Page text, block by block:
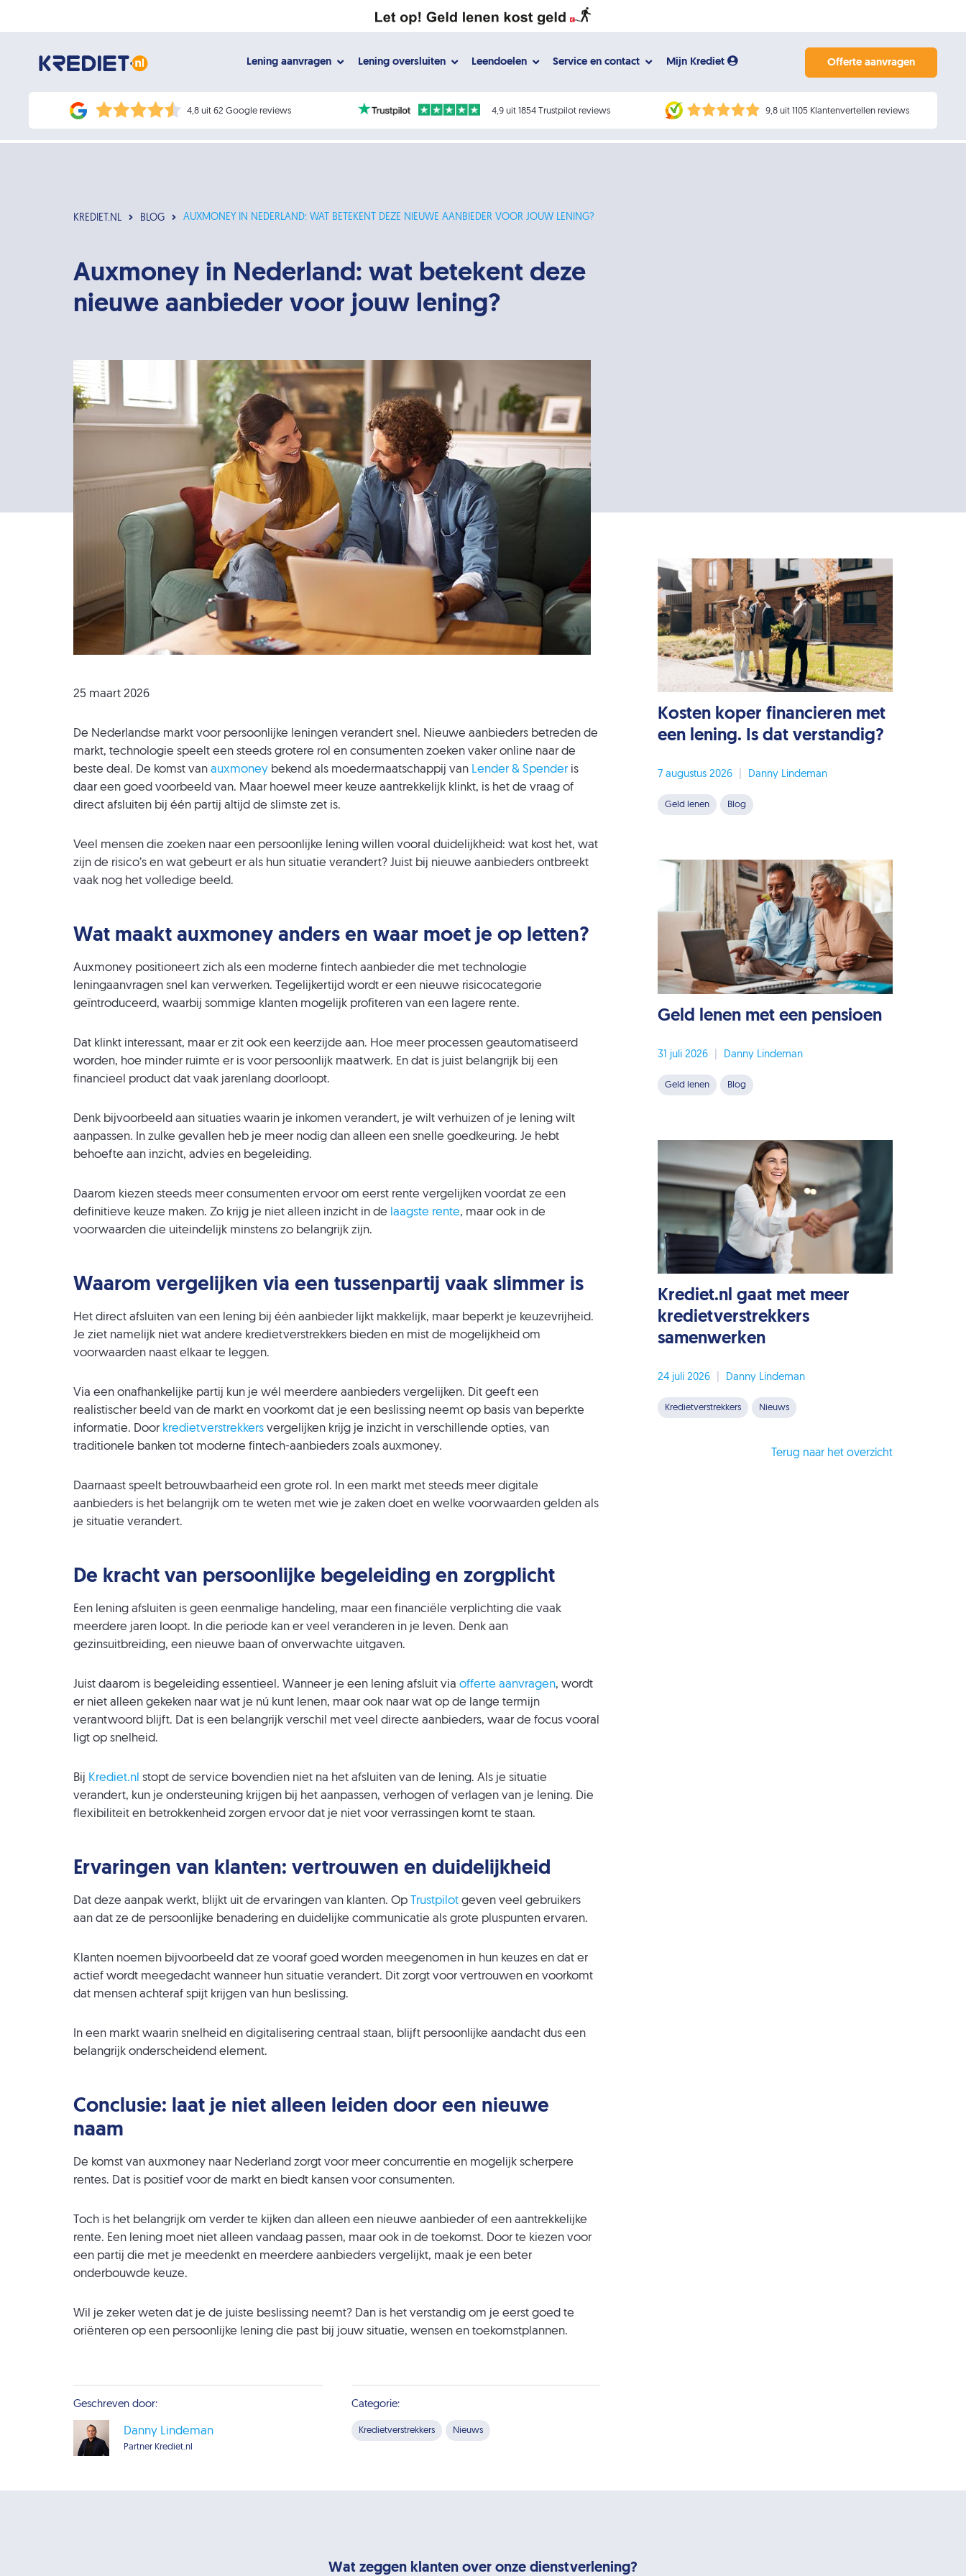
Lening aanvragen Lening oversluiten Leendoelen Service en contact Mijn Krediet Offerte aanvragen
4,8 uit 62 Google reviews 4,9 uit 1854 Trustpilot reviews 9,8 uit 1105 Klantenvertellen reviews
KREDIET.NL BLOG AUXMONEY IN NEDERLAND: WAT BETEKENT DEZE NIEUWE AANBIEDER VOOR JOUW LENING?
Auxmoney in Nederland: wat betekent deze
nieuwe aanbieder voor jouw lening?
25 maart 2026
De Nederlandse markt voor persoonlijke leningen verandert snel. Nieuwe aanbieders betreden de
markt, technologie speelt een steeds grotere rol en consumenten zoeken vaker online naar de
beste deal. De komst van auxmoney bekend als moedermaatschappij van Lender & Spenderis
daar een goed voorbeeld van. Maar hoewel meer keuze aantrekkelijk klinkt, is het de vraag of
direct afsluiten bij één partij altijd de slimste zet is.
Veel mensen die zoeken naar een persoonlijke lening willen vooral duidelijkheid: wat kost het, wat
zijn de risico’s en wat gebeurt er als hun situatie verandert? Juist bij nieuwe aanbieders ontbreekt
vaak nog het volledige beeld.
Wat maakt auxmoney anders en waar moet je op letten?
Auxmoney positioneert zich als een moderne fintech aanbieder die met technologie
leningaanvragen snel kan verwerken. Tegelijkertijd wordt er een nieuwe risicocategorie
geïntroduceerd, waarbij sommige klanten mogelijk profiteren van een lagere rente.
Dat klinkt interessant, maar er zit ook een keerzijde aan. Hoe meer processen geautomatiseerd
worden, hoe minder ruimte er is voor persoonlijk maatwerk. En dat is juist belangrijk bij een
financieel product dat vaak jarenlang doorloopt.
Denk bijvoorbeeld aan situaties waarin je inkomen verandert, je wilt verhuizen of je lening wilt
aanpassen. In zulke gevallen heb je meer nodig dan alleen een snelle goedkeuring. Je hebt
behoefte aan inzicht, advies en begeleiding.
Daarom kiezen steeds meer consumenten ervoor om eerst rente vergelijken voordat ze een
definitieve keuze maken. Zo krijg je niet alleen inzicht in de laagste rente, maar ook in de
voorwaarden die uiteindelijk minstens zo belangrijk zijn.
Waarom vergelijken via een tussenpartij vaak slimmer is
Het direct afsluiten van een lening bij één aanbieder lijkt makkelijk, maar beperkt je keuzevrijheid.
Je ziet namelijk niet wat andere kredietverstrekkers bieden en mist de mogelijkheid om
voorwaarden naast elkaar te leggen.
Via een onafhankelijke partij kun je wél meerdere aanbieders vergelijken. Dit geeft een
realistischer beeld van de markt en voorkomt dat je een beslissing neemt op basis van beperkte
informatie. Door kredietverstrekkers vergelijken krijg je inzicht in verschillende opties, van
traditionele banken tot moderne fintech-aanbieders zoals auxmoney.
Daarnaast speelt betrouwbaarheid een grote rol. In een markt met steeds meer digitale
aanbieders is het belangrijk om te weten met wie je zaken doet en welke voorwaarden gelden als
je situatie verandert.
De kracht van persoonlijke begeleiding en zorgplicht
Een lening afsluiten is geen eenmalige handeling, maar een financiële verplichting die vaak
meerdere jaren loopt. In die periode kan er veel veranderen in je leven. Denk aan
gezinsuitbreiding, een nieuwe baan of onverwachte uitgaven.
Juist daarom is begeleiding essentieel. Wanneer je een lening afsluit via offerte aanvragen, wordt
er niet alleen gekeken naar wat je nú kunt lenen, maar ook naar wat op de lange termijn
verantwoord blijft. Dat is een belangrijk verschil met veel directe aanbieders, waar de focus vooral
ligt op snelheid.
Bij Krediet.nl stopt de service bovendien niet na het afsluiten van de lening. Als je situatie
verandert, kun je ondersteuning krijgen bij het aanpassen, verhogen of verlagen van je lening. Die
flexibiliteit en betrokkenheid zorgen ervoor dat je niet voor verrassingen komt te staan.
Ervaringen van klanten: vertrouwen en duidelijkheid
Dat deze aanpak werkt, blijkt uit de ervaringen van klanten. Op Trustpilot geven veel gebruikers
aan dat ze de persoonlijke benadering en duidelijke communicatie als grote pluspunten ervaren.
Klanten noemen bijvoorbeeld dat ze vooraf goed worden meegenomen in hun keuzes en dat er
actief wordt meegedacht wanneer hun situatie verandert. Dit zorgt voor vertrouwen en voorkomt
dat mensen achteraf spijt krijgen van hun beslissing.
In een markt waarin snelheid en digitalisering centraal staan, blijft persoonlijke aandacht dus een
belangrijk onderscheidend element.
Conclusie: laat je niet alleen leiden door een nieuwe
naam
De komst van auxmoney naar Nederland zorgt voor meer concurrentie en mogelijk scherpere
rentes. Dat is positief voor de markt en biedt kansen voor consumenten.
Toch is het belangrijk om verder te kijken dan alleen een nieuwe aanbieder of een aantrekkelijke
rente. Een lening moet niet alleen vandaag passen, maar ook in de toekomst. Door te kiezen voor
een partij die met je meedenkt en meerdere aanbieders vergelijkt, maak je een beter
onderbouwde keuze.
Wil je zeker weten dat je de juiste beslissing neemt? Dan is het verstandig om je eerst goed te
oriënteren op een persoonlijke lening die past bij jouw situatie, wensen en toekomstplannen.
Geschreven door:
Danny Lindeman
Partner Krediet.nl
Categorie:
Kredietverstrekkers Nieuws
Kosten koper financieren met
een lening. Is dat verstandig?
7 augustus 2026 Danny Lindeman
Geld lenen Blog
Geld lenen met een pensioen
31 juli 2026 Danny Lindeman
Geld lenen Blog
Krediet.nl gaat met meer
kredietverstrekkers
samenwerken
24 juli 2026 Danny Lindeman
Kredietverstrekkers Nieuws
Terug naar het overzicht
Wat zeggen klanten over onze dienstverlening?